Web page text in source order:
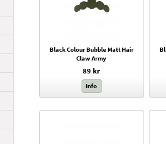
Black Colour Bubble Matt Hair
Claw Army
89 kr
Info